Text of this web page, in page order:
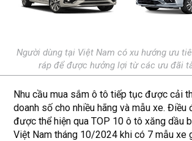
Người dùng tại Việt Nam có xu hướng ưu
ráp để được hưởng lợi từ các ưu đãi
Nhu cầu mua sắm ô tô tiếp tục được cải
doanh số cho nhiều hãng và mẫu xe. Điều
được thể hiện qua TOP 10 ô tô xăng dầu
Việt Nam tháng 10/2024 khi có 7 mẫu xe